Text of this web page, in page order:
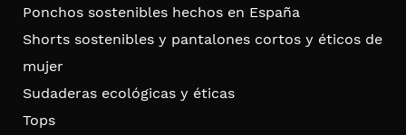
Ponchos sostenibles hechos en España
Shorts sostenibles y pantalones cortos y éticos de
mujer
Sudaderas ecológicas y éticas
Tops